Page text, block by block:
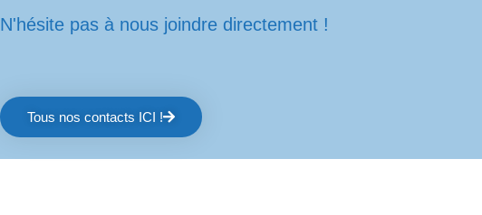
N'hésite pas à nous joindre directement !
Tous nos contacts ICI !